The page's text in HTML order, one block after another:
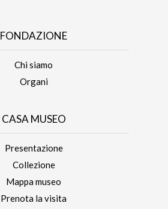
FONDAZIONE
Chi siamo
Organi
CASA MUSEO
Presentazione
Collezione
Mappa museo
Prenota la visita